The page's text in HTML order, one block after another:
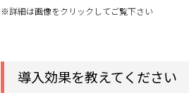
※詳細は画像をクリックしてご覧下さい
導入効果を教えてください